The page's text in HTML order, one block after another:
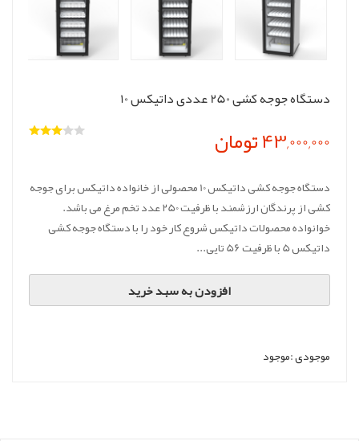
دستگاه جوجه کشی 250 عددی داتیکس 10
43,000,000 تومان
دستگاه جوجه کشی داتیکس 10 محصولی از خانواده داتیکس برای جوجه
کشی از پرندگان ارزشمند با ظرفیت 250 عدد تخم مرغ می باشد.
خوانواده محصولات داتیکس شروع کار خود را با دستگاه جوجه کشی
داتیکس 5 با ظرفیت 56 تایی...
افزودن به سبد خرید
موجودی :موجود